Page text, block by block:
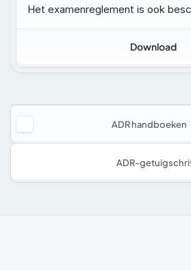
Het examenreglement is ook
Download
ADR handboeken
ADR-